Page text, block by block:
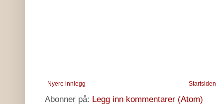
Nyere innlegg Startsiden
Abonner på: Legg inn kommentarer (Atom)